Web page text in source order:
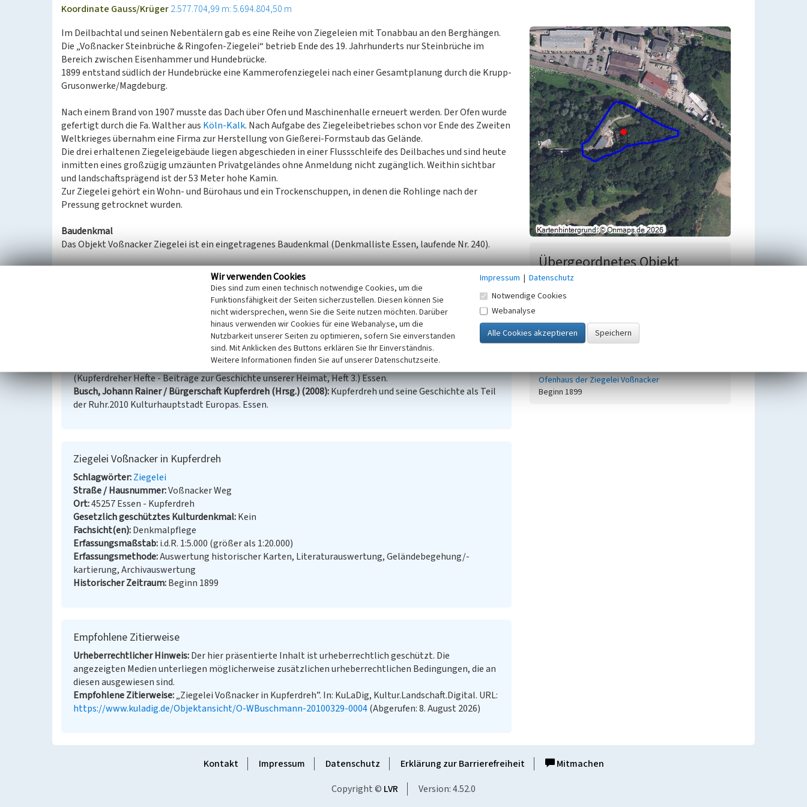
Koordinate Gauss/Krüger2.577.704,99 m: 5.694.804,50 m
Im Deilbachtal und seinen Nebentälern gab es eine Reihe von Ziegeleien mit Tonabbau an den Berghängen.
Die „Voßnacker Steinbrüche & Ringofen-Ziegelei“ betrieb Ende des 19. Jahrhunderts nur Steinbrüche im
Bereich zwischen Eisenhammer und Hundebrücke.
1899 entstand südlich der Hundebrücke eine Kammerofenziegelei nach einer Gesamtplanung durch die Krupp-
Grusonwerke/Magdeburg.
Nach einem Brand von 1907 musste das Dach über Ofen und Maschinenhalle erneuert werden. Der Ofen wurde
gefertigt durch die Fa. Walther aus Köln-Kalk. Nach Aufgabe des Ziegeleibetriebes schon vor Ende des Zweiten
Weltkrieges übernahm eine Firma zur Herstellung von Gießerei-Formstaub das Gelände.
Die drei erhaltenen Ziegeleigebäude liegen abgeschieden in einer Flussschleife des Deilbaches und sind heute
inmitten eines großzügig umzäunten Privatgeländes ohne Anmeldung nicht zugänglich. Weithin sichtbar
und landschaftsprägend ist der 53 Meter hohe Kamin.
Zur Ziegelei gehört ein Wohn- und Bürohaus und ein Trockenschuppen, in denen die Rohlinge nach der
Pressung getrocknet wurden.
Baudenkmal
Das Objekt Voßnacker Ziegelei ist ein eingetragenes Baudenkmal (Denkmalliste Essen, laufende Nr. 240).
: Denkmäler in der Stadt Essen (abgerufen 24.01.2020)
Kupferdreher Chronik. 100 Jahre Bürgerschaft Kupferdreh e.V..
(Kupferdreher Hefte - Beiträge zur Geschichte unserer Heimat, Heft 3.) Essen.
Busch, Johann Rainer / Bürgerschaft Kupferdreh (Hrsg.) (2008) Kupferdreh und seine Geschichte als Teil
der Ruhr.2010 Kulturhauptstadt Europas. Essen.
Ziegelei Voßnacker in Kupferdreh
Schlagwörter Ziegelei
Straße / Hausnummer Voßnacker Weg
Ort 45257 Essen - Kupferdreh
Gesetzlich geschütztes Kulturdenkmal Kein
Fachsicht(en) Denkmalpflege
Erfassungsmaßstab i.d.R. 1:5.000 (größer als 1:20.000)
Erfassungsmethode Auswertung historischer Karten, Literaturauswertung, Geländebegehung/-
kartierung, Archivauswertung
Historischer Zeitraum Beginn 1899
Empfohlene Zitierweise
Urheberrechtlicher Hinweis Der hier präsentierte Inhalt ist urheberrechtlich geschützt. Die
angezeigten Medien unterliegen möglicherweise zusätzlichen urheberrechtlichen Bedingungen, die an
diesen ausgewiesen sind.
Empfohlene Zitierweise „Ziegelei Voßnacker in Kupferdreh”. In: KuLaDig, Kultur.Landschaft.Digital. URL:
https://www.kuladig.de/Objektansicht/O-WBuschmann-20100329-0004(Abgerufen: 8. August 2026)
Übergeordnetes Objekt
Industrielle Kulturlandschaft
Deilbachtal in Kupferdreh
Ofenhaus der Ziegelei Voßnacker
Beginn 1899
Kontakt Impressum Datenschutz Erklärung zur Barrierefreiheit
Mitmachen
Copyright © LVR Version: 4.52.0
Wir verwenden Cookies
Dies sind zum einen technisch notwendige Cookies, um die
Funktionsfähigkeit der Seiten sicherzustellen. Diesen können Sie
nicht widersprechen, wenn Sie die Seite nutzen möchten. Darüber
hinaus verwenden wir Cookies für eine Webanalyse, um die
Nutzbarkeit unserer Seiten zu optimieren, sofern Sie einverstanden
sind. Mit Anklicken des Buttons erklären Sie Ihr Einverständnis.
Weitere Informationen finden Sie auf unserer Datenschutzseite.
Impressum | Datenschutz
Notwendige Cookies
Webanalyse